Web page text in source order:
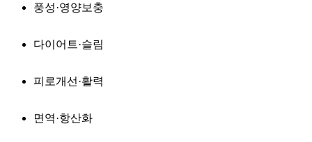
풍성·영양보충
다이어트·슬림
피로개선·활력
면역·항산화